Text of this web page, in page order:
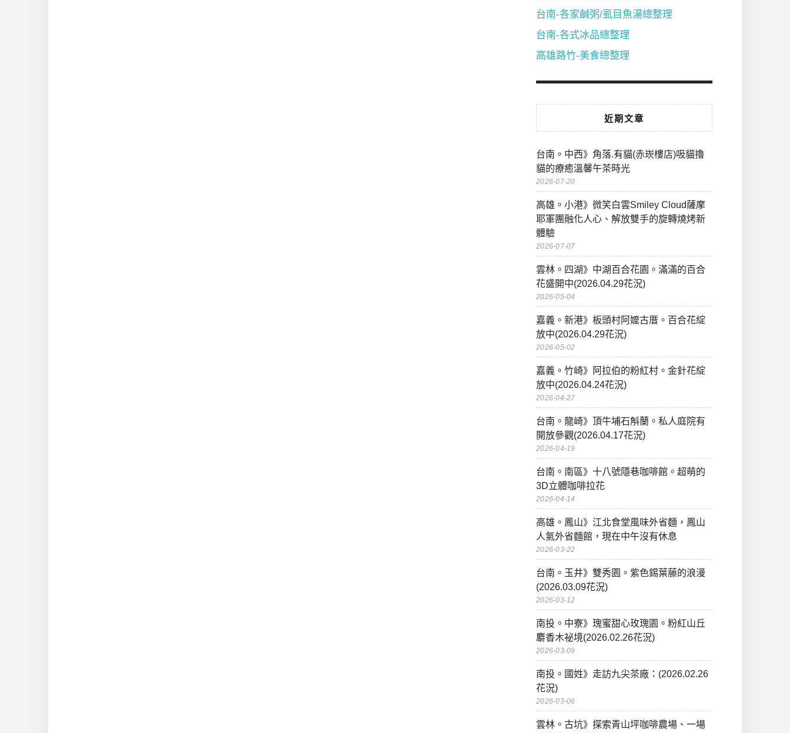
台南-各家鹹粥/虱目魚湯總整理
台南-各式冰品總整理
高雄路竹-美食總整理
近期文章
台南。中西》角落.有貓(赤崁樓店)吸貓擼
貓的療癒溫馨午茶時光
2026-07-20
高雄。小港》微笑白雲Smiley Cloud薩摩
耶軍團融化人心、解放雙手的旋轉燒烤新
體驗
2026-07-07
雲林。四湖》中湖百合花園。滿滿的百合
花盛開中(2026.04.29花況)
2026-05-04
嘉義。新港》板頭村阿嬤古厝。百合花綻
放中(2026.04.29花況)
2026-05-02
嘉義。竹崎》阿拉伯的粉紅村。金針花綻
放中(2026.04.24花況)
2026-04-27
台南。龍崎》頂牛埔石斛蘭。私人庭院有
開放參觀(2026.04.17花況)
2026-04-19
台南。南區》十八號隱巷咖啡館。超萌的
3D立體咖啡拉花
2026-04-14
高雄。鳳山》江北食堂風味外省麵，鳳山
人氣外省麵館，現在中午沒有休息
2026-03-22
台南。玉井》雙秀園。紫色錫葉藤的浪漫
(2026.03.09花況)
2026-03-12
南投。中寮》瑰蜜甜心玫瑰園。粉紅山丘
麝香木祕境(2026.02.26花況)
2026-03-09
南投。國姓》走訪九尖茶廠：(2026.02.26
花況)
2026-03-06
雲林。古坑》探索青山坪咖啡農場、一場